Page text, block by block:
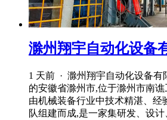
滁州翔宇自动化设备
1 天前 · 滁州翔宇自动化设备有
的安徽省滁州市,位于滁州市南
由机械装备行业中技术精湛、经
队组建而成,是一家集研发、设